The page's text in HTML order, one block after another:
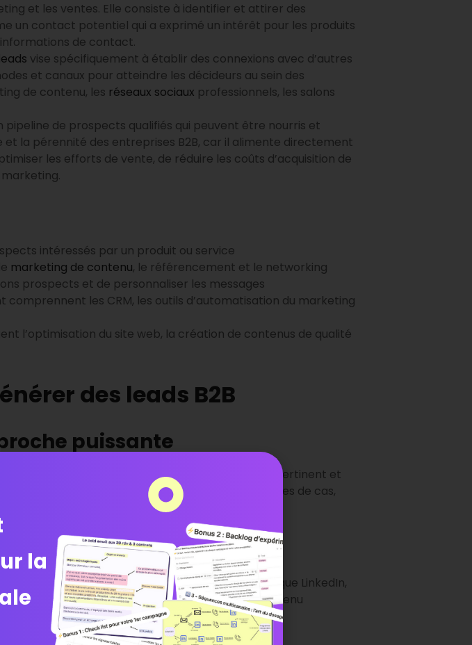
et les ventes. Elle consiste à identifier et attirer des
un contact potentiel qui a exprimé un intérêt pour les produits
de contact.
vise spécifiquement à établir des connexions avec d’autres
et canaux pour atteindre les décideurs au sein des
de contenu, les réseaux sociaux professionnels, les salons
pipeline de prospects qualifiés qui peuvent être nourris et
la pérennité des entreprises B2B, car il alimente directement
les efforts de vente, de réduire les coûts d’acquisition de
intéressés par un produit ou service
marketing de contenu, le référencement et le networking
prospects et de personnaliser les messages
les CRM, les outils d’automatisation du marketing
l’optimisation du site web, la création de contenus de qualité
des leads B2B
puissante
qui consiste à créer et à partager du contenu pertinent et
à travers des blogs, des livres blancs, des études de cas,
pour susciter l’intérêt des prospects.
la génération de leads
la génération de leads. Les plateformes telles que LinkedIn,
avec les entreprises cibles, partager du contenu
la